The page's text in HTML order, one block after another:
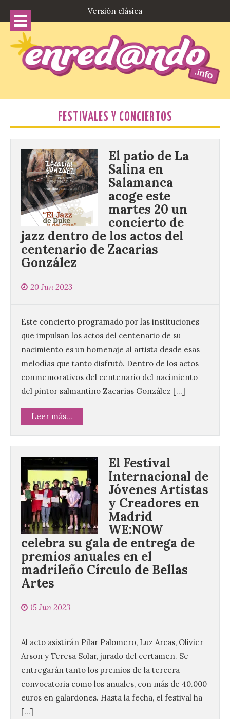
Versión clásica
FESTIVALES Y CONCIERTOS
El patio de La
Salina en
Salamanca
acoge este
martes 20 un
concierto de
jazz dentro de los actos del
centenario de Zacarias
González
20 Jun 2023
Este concierto programado por las instituciones
que impulsan los actos del centenario de su
nacimiento es un homenaje al artista desde esas
melodías que tanto disfrutó. Dentro de los actos
conmemorativos del centenario del nacimiento
del pintor salmantino Zacarías González […]
Leer más...
El Festival
Internacional de
Jóvenes Artistas
y Creadores en
Madrid
WE:NOW
celebra su gala de entrega de
premios anuales en el
madrileño Círculo de Bellas
Artes
15 Jun 2023
Al acto asistirán Pilar Palomero, Luz Arcas, Olivier
Arson y Teresa Solar, jurado del certamen. Se
entregarán tanto los premios de la tercera
convocatoria como los anuales, con más de 40.000
euros en galardones. Hasta la fecha, el festival ha
[…]